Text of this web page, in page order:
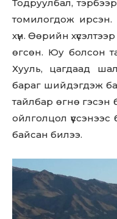
to
Тодруулбал,
томилогдож ирсэн.
хүн. Өөрийн
өгсөн. Юу болсон
Хууль, цагдаад
бараг шийдэгдэж
тайлбар өгнө гэсэн
ойлголцол
байсан билээ.